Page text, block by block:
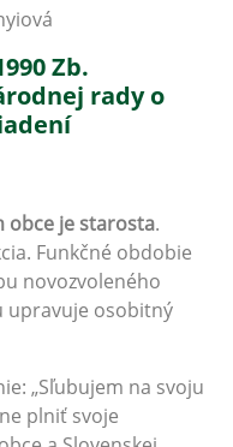
Zb.
rady o
obce je starosta.
Funkčné obdobie
novozvoleného
upravuje osobitný
„Sľubujem na svoju
plniť svoje